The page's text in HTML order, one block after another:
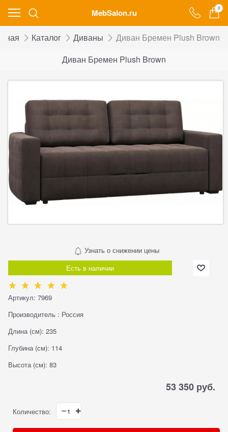
MebSalon.ru 0
Каталог Диваны
Диван Бремен Plush Brown
Диван Бремен Plush Brown
Узнать о снижении цены
Есть в наличии
Артикул: 7969
Производитель : Россия
Длина (см): 235
Глубина (см): 114
Высота (см): 83
53 350 руб.
Количество: